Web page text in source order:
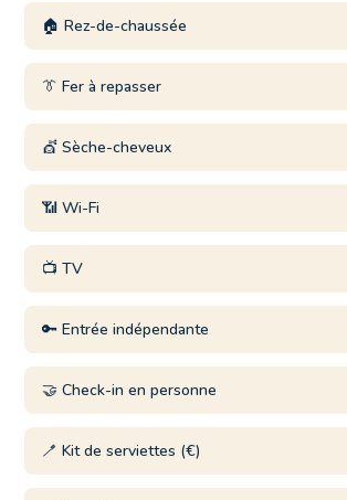
🏠 Rez-de-chaussée
👔 Fer à repasser
💇 Sèche-cheveux
📶 Wi-Fi
📺 TV
🔑 Entrée indépendante
🤝 Check-in en personne
🪥 Kit de serviettes (€)